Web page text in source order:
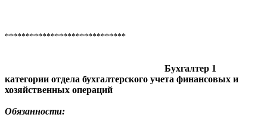
*****************************
Бухгалтер 1
категории отдела бухгалтерского учета финансовых и
хозяйственных операций
Обязанности: